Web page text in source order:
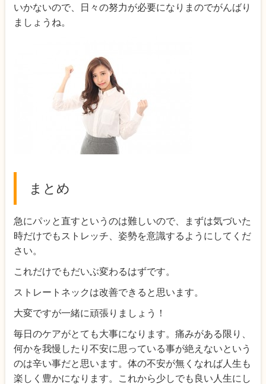
いかないので、日々の努力が必要になりまのでがんばり
ましょうね。
まとめ
急にパッと直すというのは難しいので、まずは気づいた
時だけでもストレッチ、姿勢を意識するようにしてくだ
さい。
これだけでもだいぶ変わるはずです。
ストレートネックは改善できると思います。
大変ですが一緒に頑張りましょう！
毎日のケアがとても大事になります。痛みがある限り、
何かを我慢したり不安に思っている事が絶えないという
のは辛い事だと思います。体の不安が無くなれば人生も
楽しく豊かになります。これから少しでも良い人生にし